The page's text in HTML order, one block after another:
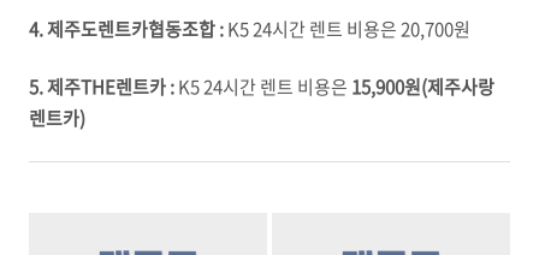
4. 제주도렌트카협동조합 :K5 24시간 렌트 비용은 20,700원
5. 제주THE렌트카 :K5 24시간 렌트 비용은 15,900원(제주사랑
렌트카)